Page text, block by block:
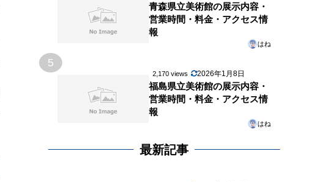
青森県立美術館の展示内容・
営業時間・料金・アクセス情
報
はね
5
2,170 views 2026年1月8日
福島県立美術館の展示内容・
営業時間・料金・アクセス情
報
はね
最新記事